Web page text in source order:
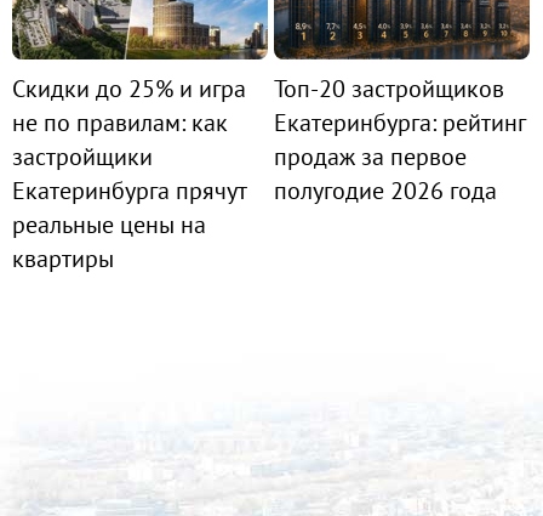
Скидки до 25% и игра
не по правилам: как
застройщики
Екатеринбурга прячут
реальные цены на
квартиры
Топ-20 застройщиков
Екатеринбурга: рейтинг
продаж за первое
полугодие 2026 года